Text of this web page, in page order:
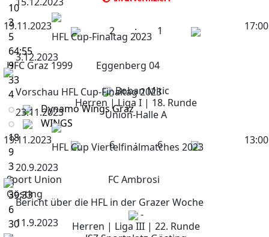
10
3
5
64:55
9
33
4
Dynamo Wings Graz
WINGS
18
9
3
6
39:33
6
30
19.11.2023 17:00
2 : 1
HFC Graz 1999
Eggenberg 04
Boban Mitic
Herren | Liga I | 18. Runde
Union-Halle A
19.11.2023
13:00
6 : 6
Sport Union
Gösting
FC Ambrosi
-
Herren | Liga III | 22. Runde
HFL Cup-Finaltag 2023
3.12.2023
Vorschau HFL Cup-Finaltag 2023
23.11.2023
HFL Cup Viertelfinalmatches 2023
20.9.2023
Bericht über die HFL in der Grazer Woche
11.9.2023